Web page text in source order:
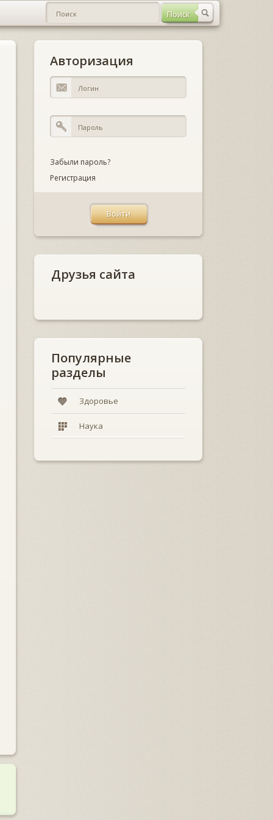
Авторизация
Забыли пароль?
Регистрация
Друзья сайта
Популярные
разделы
Здоровье
Наука